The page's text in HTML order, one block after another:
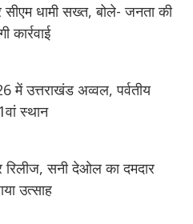
धामी सख्त, बोले- जनता की
कार्रवाई
उत्तराखंड अव्वल, पर्वतीय
स्थान
रिलीज, सनी देओल का दमदार
उत्साह